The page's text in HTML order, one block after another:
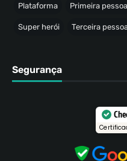
Plataforma Primeira pessoa
Super herói Terceira
Segurança